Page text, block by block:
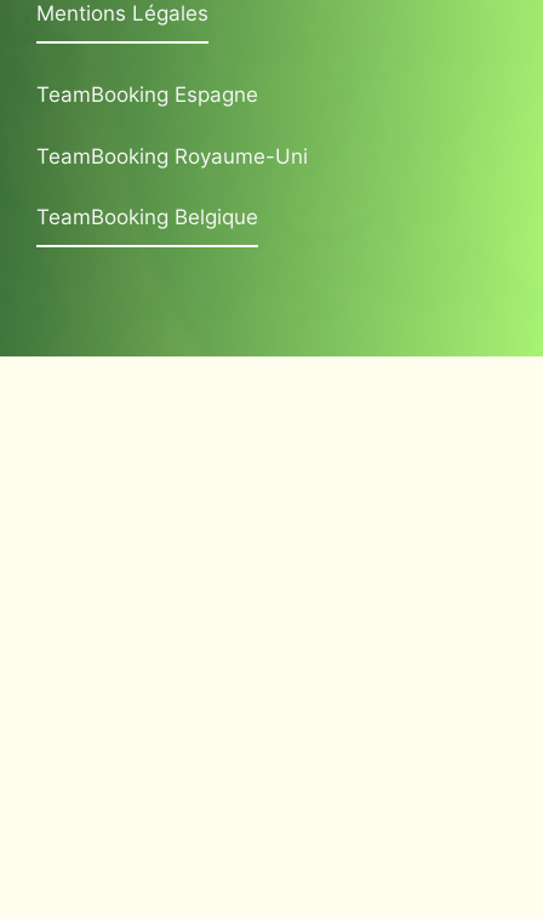
Mentions Légales
TeamBooking Espagne
TeamBooking Royaume-Uni
TeamBooking Belgique